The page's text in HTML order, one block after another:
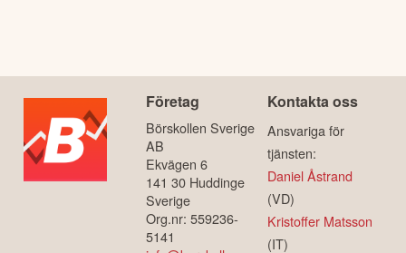
dagligen). Här finner du lång historik för såväl aktuell
aktiekurs som olika nyckeltal som omsättning, vinst, P/E-tal,
utdelning etc och kan göra mer avancerad teknisk och
fundamental analys för att komma fram till om du vill köpa
aktien eller inte.